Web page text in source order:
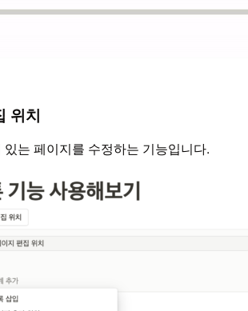
위치
는 페이지를 수정하는 기능입니다.